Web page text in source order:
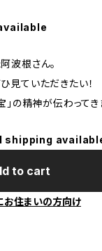
波根さん。
見ていただきたい！
」の精神が伝わってき
shipping
to cart
お住まいの方向け